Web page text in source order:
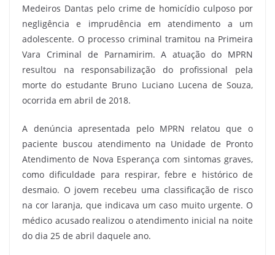
Medeiros Dantas pelo crime de homicídio culposo por
negligência e imprudência em atendimento a um
adolescente. O processo criminal tramitou na Primeira
Vara Criminal de Parnamirim. A atuação do MPRN
resultou na responsabilização do profissional pela
morte do estudante Bruno Luciano Lucena de Souza,
ocorrida em abril de 2018.
A denúncia apresentada pelo MPRN relatou que o
paciente buscou atendimento na Unidade de Pronto
Atendimento de Nova Esperança com sintomas graves,
como dificuldade para respirar, febre e histórico de
desmaio. O jovem recebeu uma classificação de risco
na cor laranja, que indicava um caso muito urgente. O
médico acusado realizou o atendimento inicial na noite
do dia 25 de abril daquele ano.